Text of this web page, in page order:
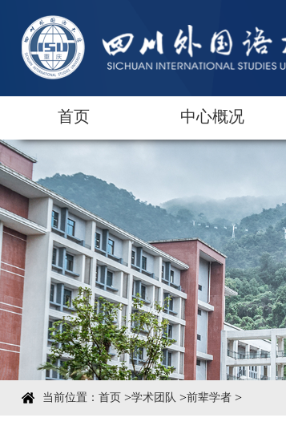
首页 中心概况
当前位置： 首页>学术团队 >前辈学者>